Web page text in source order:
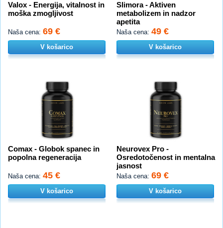
Valox - Energija, vitalnost in
moška zmogljivost
Naša cena: 69 €
V košarico
Slimora - Aktiven
metabolizem in nadzor
apetita
Naša cena: 49 €
V košarico
Comax - Globok spanec in
popolna regeneracija
Naša cena: 45 €
V košarico
Neurovex Pro -
Osredotočenost in mentalna
jasnost
Naša cena: 69 €
V košarico